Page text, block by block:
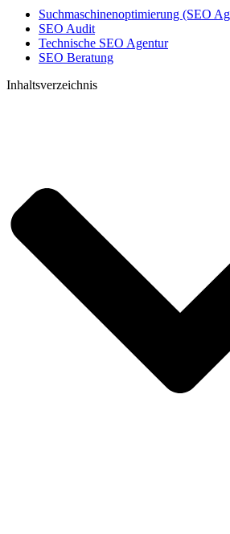
Suchmaschinenoptimierung (SEO
SEO Audit
Technische SEO Agentur
SEO Beratung
Inhaltsverzeichnis